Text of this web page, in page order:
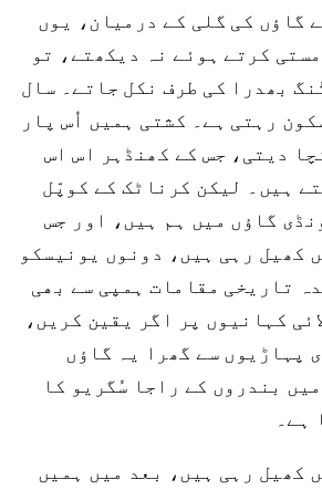
گاؤں کی گلی کے درمیان، یوں
کرتے ہوئے نہ دیکھتے، تو
بھدرا کی طرف نکل جاتے۔ سال
رہتی ہے۔ کشتی ہمیں اُس پار
دیتی، جس کے کھنڈہر اس اس
ہیں۔ لیکن کرناٹک کے کوپّل
گاؤں میں ہم ہیں، اور جس
کھیل رہی ہیں، دونوں یونیسکو
تاریخی مقامات ہمپی سے بھی
کہانیوں پر اگر یقین کریں،
پہاڑیوں سے گھرا یہ گاؤں
بندروں کے راجا سُگریو کا
کھیل رہی ہیں، بعد میں ہمیں